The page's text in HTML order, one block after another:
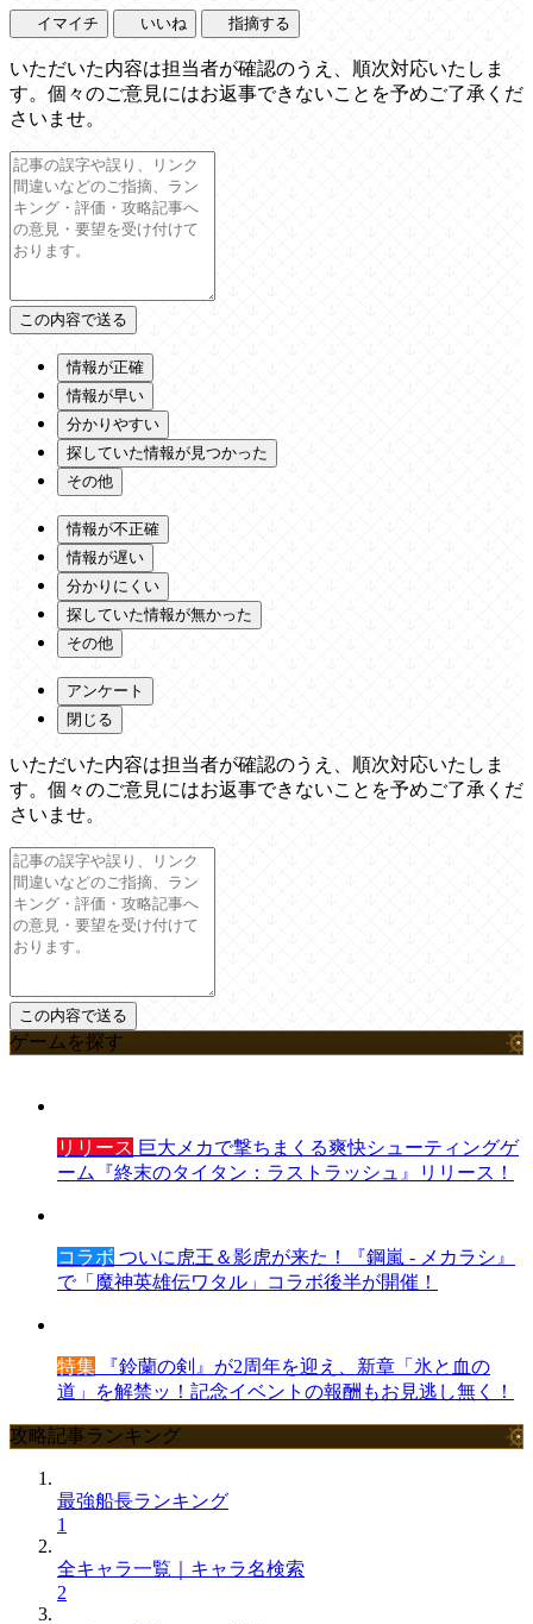
イマイチ いいね 指摘する
いただいた内容は担当者が確認のうえ、順次対応いたしま
す。個々のご意見にはお返事できないことを予めご了承くだ
さいませ。
情報が正確
情報が早い
分かりやすい
探していた情報が見つかった
その他
情報が不正確
情報が遅い
分かりにくい
探していた情報が無かった
その他
アンケート
閉じる
いただいた内容は担当者が確認のうえ、順次対応いたしま
す。個々のご意見にはお返事できないことを予めご了承くだ
さいませ。
ゲームを探す
リリース 巨大メカで撃ちまくる爽快シューティングゲ
ーム『終末のタイタン：ラストラッシュ』リリース！
コラボ ついに虎王＆影虎が来た！『鋼嵐 - メカラシ』
で「魔神英雄伝ワタル」コラボ後半が開催！
特集 『鈴蘭の剣』が2周年を迎え、新章「氷と血の
道」を解禁ッ！記念イベントの報酬もお見逃し無く！
攻略記事ランキング
最強船長ランキング
1
全キャラ一覧｜キャラ名検索
2